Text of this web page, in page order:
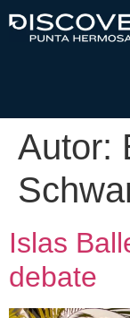
Autor:
Islas
debate